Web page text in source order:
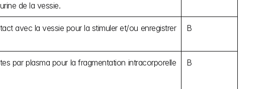
de la vessie.
avec la vessie pour la stimuler et/ou enregistrer
B
par plasma pour la fragmentation intracorporelle
B